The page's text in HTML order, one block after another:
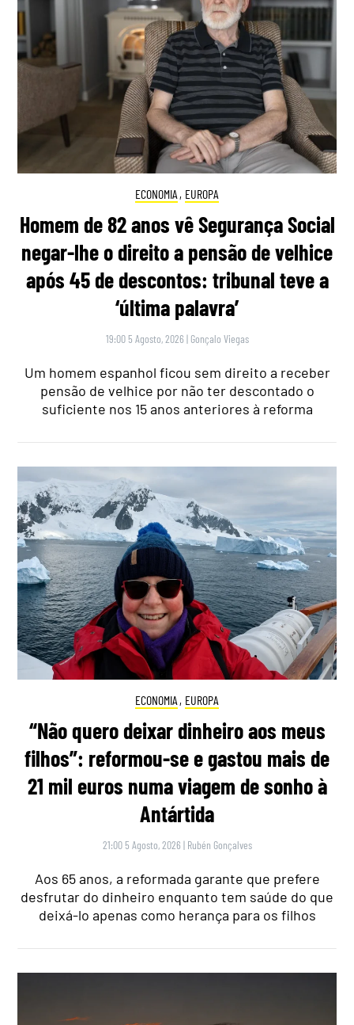
ECONOMIA , EUROPA
Homem de 82 anos vê Segurança Social
negar-lhe o direito a pensão de velhice
após 45 de descontos: tribunal teve a
‘última palavra’
19:00 5 Agosto, 2026 | Gonçalo Viegas
Um homem espanhol ficou sem direito a receber
pensão de velhice por não ter descontado o
suficiente nos 15 anos anteriores à reforma
ECONOMIA , EUROPA
“Não quero deixar dinheiro aos meus
filhos”: reformou-se e gastou mais de
21 mil euros numa viagem de sonho à
Antártida
21:00 5 Agosto, 2026 | Rubén Gonçalves
Aos 65 anos, a reformada garante que prefere
desfrutar do dinheiro enquanto tem saúde do que
deixá-lo apenas como herança para os filhos